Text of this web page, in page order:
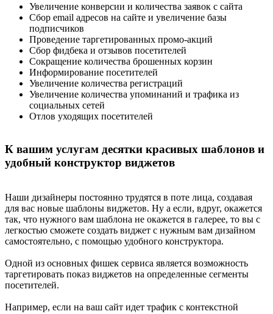
К вашим услугам десятки красивых шаблонов и
удобный конструктор виджетов
Наши дизайнеры постоянно трудятся в поте лица, создавая
для вас новые шаблоны виджетов. Ну а если, вдруг, окажется
так, что нужного вам шаблона не окажется в галерее, то вы с
легкостью сможете создать виджет с нужным вам дизайном
самостоятельно, с помощью удобного конструктора.
Одной из основных фишек сервиса является возможность
посетителей.
Например, если на ваш сайт идет трафик с контекстной
доставка, виджеты с оффером, связанным с доставкой. А тем,
кого волнует цена, офферы связанные с ценой.
При этом, создать для отдельных товаров или групп товаров
различные наборы виджетов, удобно организовав их по
Сегментация посетителей и персонализация торговых
предложений под каждый из сегментов всегда работает круто.
всю катушку.
Увеличение конверсии и количества заявок с сайта
Сбор email адресов на сайте и увеличение базы
подписчиков
Проведение таргетированных промо-акций
Сбор фидбека и отзывов посетителей
Сокращение количества брошенных корзин
Информирование посетителей
Увеличение количества регистраций
Увеличение количества упоминаний и трафика из
социальных сетей
Отлов уходящих посетителей
К вашим услугам десятки красивых шаблонов и
удобный конструктор виджетов
Наши дизайнеры постоянно трудятся в поте лица, создавая
для вас новые шаблоны виджетов. Ну а если, вдруг, окажется
так, что нужного вам шаблона не окажется в галерее, то вы с
легкостью сможете создать виджет с нужным вам дизайном
самостоятельно, с помощью удобного конструктора.
Одной из основных фишек сервиса является возможность
таргетировать показ виджетов на определенные сегменты
посетителей.
Например, если на ваш сайт идет трафик с контекстной